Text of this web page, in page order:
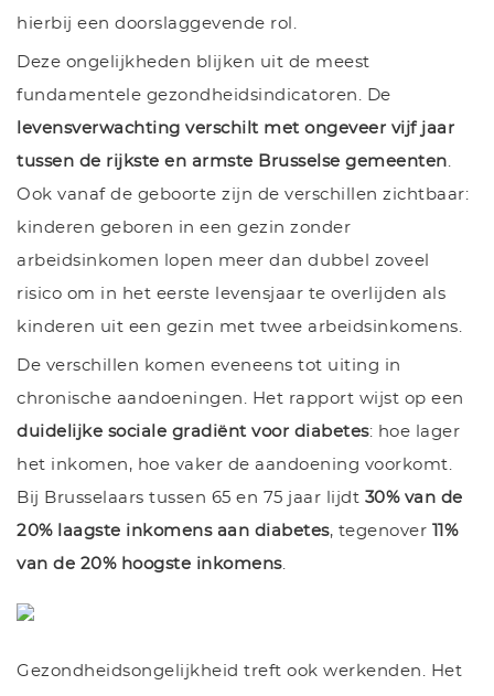
hierbij een doorslaggevende rol.
Deze ongelijkheden blijken uit de meest
fundamentele gezondheidsindicatoren. De
levensverwachting verschilt met ongeveer vijf jaar
tussen de rijkste en armste Brusselse gemeenten.
Ook vanaf de geboorte zijn de verschillen zichtbaar:
kinderen geboren in een gezin zonder
arbeidsinkomen lopen meer dan dubbel zoveel
risico om in het eerste levensjaar te overlijden als
kinderen uit een gezin met twee arbeidsinkomens.
De verschillen komen eveneens tot uiting in
chronische aandoeningen. Het rapport wijst op een
duidelijke sociale gradiënt voor diabetes: hoe lager
het inkomen, hoe vaker de aandoening voorkomt.
Bij Brusselaars tussen 65 en 75 jaar lijdt 30% van de
20% laagste inkomens aan diabetes, tegenover
11%
van de 20% hoogste inkomens.
Gezondheidsongelijkheid treft ook werkenden. Het